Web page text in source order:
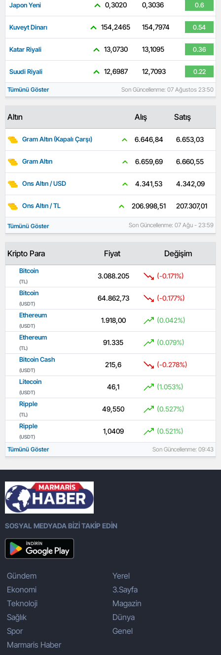
Japon Yeni 0,3020 0,3036 0.6
Kuveyt Dinarı 154,2465 154,7974 0.54
Katar Riyali 13,0730 13,1095 0.36
Suudi Riyali 12,6987 12,7093 0.22
Tümünü Göster Son Güncellenme: 07 Ağustos 23:50
Altın Alış Satış
Gram Altın (Kapalı Çarşı) 6.646,84 6.653,03
Gram Altın 6.659,69 6.660,55
Ons Altın / USD 4.341,53 4.342,09
Ons Altın / TL 206.998,51 207.307,01
Tümünü Göster Son Güncellenme: 07 Ağu - 23:59
Kripto Para Fiyat Değişim
Bitcoin
(TL)
3.088.205 (-0.171%)
Bitcoin
(USDT)
64.862,73 (-0.177%)
Ethereum
(USDT)
1.918,00 (0.042%)
Ethereum
(TL)
91.335 (0.079%)
Bitcoin Cash
(USDT)
215,6 (-0.278%)
Litecoin
(USDT)
46,1 (1.053%)
Ripple
(TL)
49,550 (0.527%)
Ripple
(USDT)
1,0409 (0.521%)
Tümünü Göster Son Güncellenme: 09:43
SOSYAL MEDYADA BİZİ TAKİP EDİN
Gündem
Ekonomi
Teknoloji
Sağlık
Spor
Marmaris Haber
Yerel
3.Sayfa
Magazin
Dünya
Genel